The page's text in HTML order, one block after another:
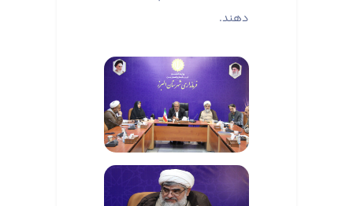
دهند.